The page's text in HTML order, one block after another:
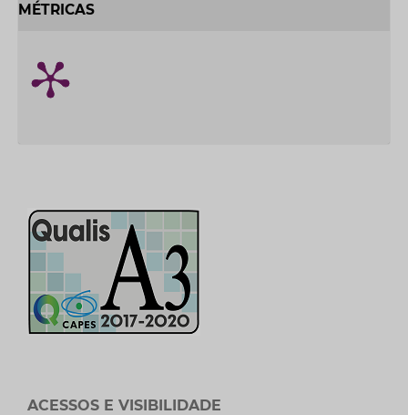
MÉTRICAS
ACESSOS E VISIBILIDADE